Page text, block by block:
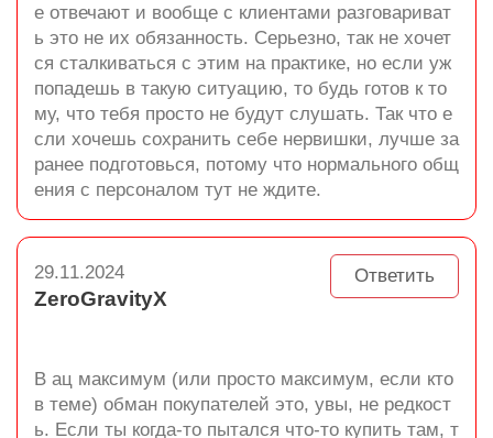
е отвечают и вообще с клиентами разговариват
ь это не их обязанность. Серьезно, так не хочет
ся сталкиваться с этим на практике, но если уж
попадешь в такую ситуацию, то будь готов к то
му, что тебя просто не будут слушать. Так что е
сли хочешь сохранить себе нервишки, лучше за
ранее подготовься, потому что нормального общ
ения с персоналом тут не ждите.
Ответить
29.11.2024
ZeroGravityX
В ац максимум (или просто максимум, если кто
в теме) обман покупателей это, увы, не редкост
ь. Если ты когда-то пытался что-то купить там, т